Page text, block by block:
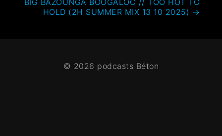
HOLD (2H SUMMER MIX 13 10 2025) →
© 2026 podcasts Béton